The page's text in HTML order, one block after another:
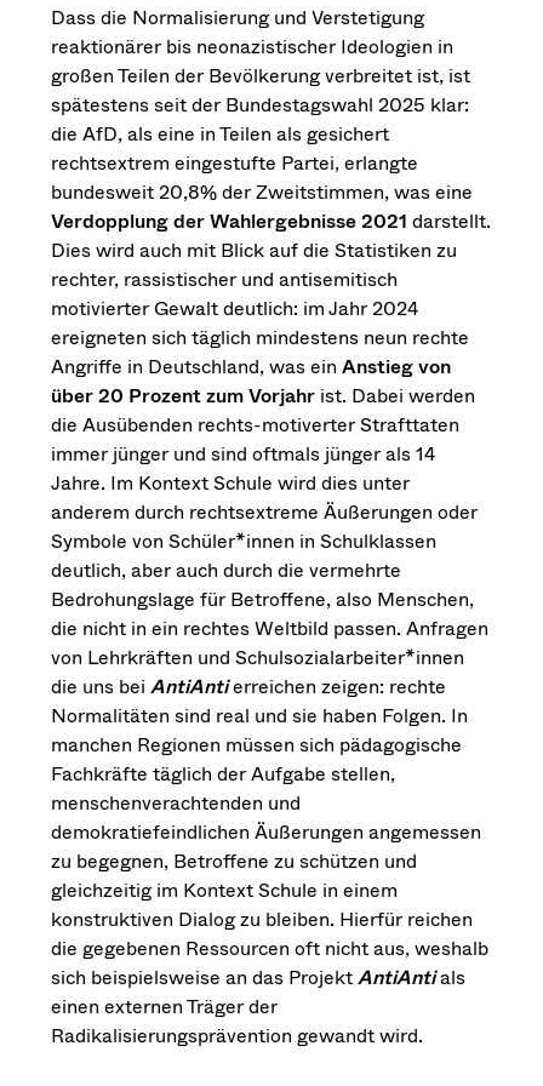
Dass die Normalisierung und Verstetigung
reaktionärer bis neonazistischer Ideologien in
großen Teilen der Bevölkerung verbreitet ist, ist
spätestens seit der Bundestagswahl 2025 klar:
die AfD, als eine in Teilen als gesichert
rechtsextrem eingestufte Partei, erlangte
bundesweit 20,8% der Zweitstimmen, was eine
Verdopplung der Wahlergebnisse 2021 darstellt.
Dies wird auch mit Blick auf die Statistiken zu
rechter, rassistischer und antisemitisch
motivierter Gewalt deutlich: im Jahr 2024
ereigneten sich täglich mindestens neun rechte
Angriffe in Deutschland, was ein Anstieg von
über 20 Prozent zum Vorjahrist. Dabei werden
die Ausübenden rechts-motiverter Strafttaten
immer jünger und sind oftmals jünger als 14
Jahre. Im Kontext Schule wird dies unter
anderem durch rechtsextreme Äußerungen oder
Symbole von Schüler*innen in Schulklassen
deutlich, aber auch durch die vermehrte
Bedrohungslage für Betroffene, also Menschen,
die nicht in ein rechtes Weltbild passen. Anfragen
von Lehrkräften und Schulsozialarbeiter*innen
die uns bei AntiAntierreichen zeigen: rechte
Normalitäten sind real und sie haben Folgen. In
manchen Regionen müssen sich pädagogische
Fachkräfte täglich der Aufgabe stellen,
menschenverachtenden und
demokratiefeindlichen Äußerungen angemessen
zu begegnen, Betroffene zu schützen und
gleichzeitig im Kontext Schule in einem
konstruktiven Dialog zu bleiben. Hierfür reichen
die gegebenen Ressourcen oft nicht aus, weshalb
sich beispielsweise an das ProjektAntiAntials
einen externen Träger der
Radikalisierungsprävention gewandt wird.